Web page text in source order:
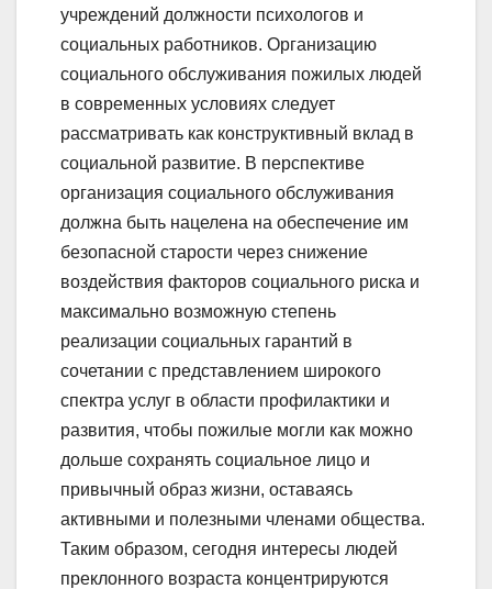
учреждений должности психологов и
социальных работников. Организацию
социального обслуживания пожилых людей
в современных условиях следует
рассматривать как конструктивный вклад в
социальной развитие. В перспективе
организация социального обслуживания
должна быть нацелена на обеспечение им
безопасной старости через снижение
воздействия факторов социального риска и
максимально возможную степень
реализации социальных гарантий в
сочетании с представлением широкого
спектра услуг в области профилактики и
развития, чтобы пожилые могли как можно
дольше сохранять социальное лицо и
привычный образ жизни, оставаясь
активными и полезными членами общества.
Таким образом, сегодня интересы людей
преклонного возраста концентрируются